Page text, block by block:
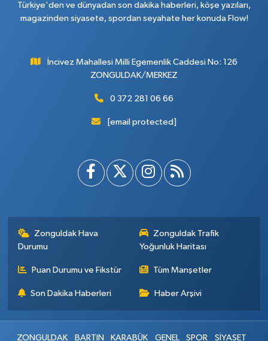
Türkiye'den ve dünyadan son dakika haberleri, köşe yazıları,
magazinden siyasete, spordan seyahate her konuda Flow!
İncivez Mahallesi Milli Egemenlik Caddesi No: 126
ZONGULDAK/MERKEZ
0 372 281 06 66
[email protected]
Zonguldak Hava
Durumu
Zonguldak Trafik
Yoğunluk Haritası
Puan Durumu ve Fikstür Tüm Manşetler
Son Dakika Haberleri Haber Arşivi
ZONGULDAK BARTIN KARABÜK GENEL SPOR SİYASET